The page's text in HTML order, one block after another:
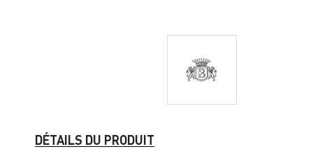
DÉTAILS DU PRODUIT